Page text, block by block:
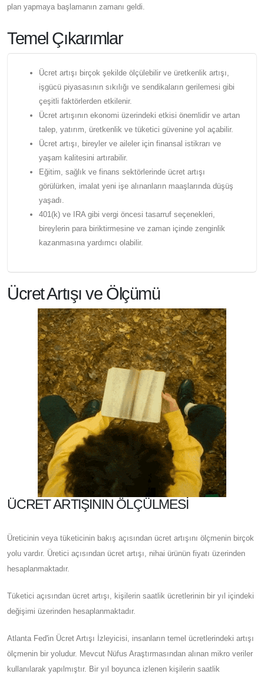
plan yapmaya başlamanın zamanı geldi.
Temel Çıkarımlar
Ücret artışı birçok şekilde ölçülebilir ve üretkenlik artışı,
işgücü piyasasının sıkılığı ve sendikaların gerilemesi gibi
çeşitli faktörlerden etkilenir.
Ücret artışının ekonomi üzerindeki etkisi önemlidir ve artan
talep, yatırım, üretkenlik ve tüketici güvenine yol açabilir.
Ücret artışı, bireyler ve aileler için finansal istikrarı ve
yaşam kalitesini artırabilir.
Eğitim, sağlık ve finans sektörlerinde ücret artışı
görülürken, imalat yeni işe alınanların maaşlarında düşüş
yaşadı.
401(k) ve IRA gibi vergi öncesi tasarruf seçenekleri,
bireylerin para biriktirmesine ve zaman içinde zenginlik
kazanmasına yardımcı olabilir.
Ücret Artışı ve Ölçümü
ÜCRET ARTIŞININ ÖLÇÜLMESI
Üreticinin veya tüketicinin bakış açısından ücret artışını ölçmenin birçok
yolu vardır. Üretici açısından ücret artışı, nihai ürünün fiyatı üzerinden
hesaplanmaktadır.
Tüketici açısından ücret artışı, kişilerin saatlik ücretlerinin bir yıl içindeki
değişimi üzerinden hesaplanmaktadır.
Atlanta Fed'in Ücret Artışı İzleyicisi, insanların temel ücretlerindeki artışı
ölçmenin bir yoludur. Mevcut Nüfus Araştırmasından alınan mikro veriler
kullanılarak yapılmıştır. Bir yıl boyunca izlenen kişilerin saatlik